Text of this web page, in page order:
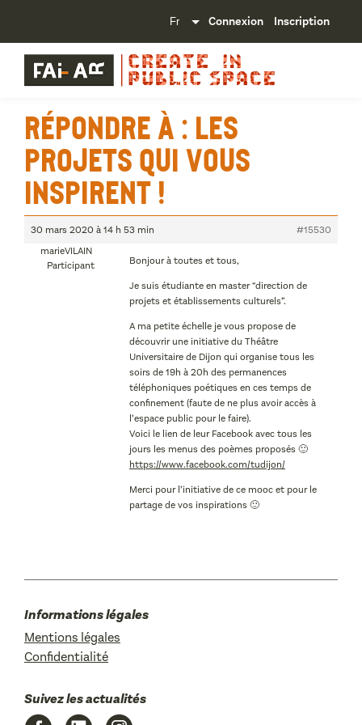
Connexion Inscription
Répondre à : Les
projets qui vous
inspirent !
30 mars 2020 à 14 h 53 min
#15530
marieVILAIN
Participant
Bonjour à toutes et tous,
Je suis étudiante en master “direction de
projets et établissements culturels”.
A ma petite échelle je vous propose de
découvrir une initiative du Théâtre
Universitaire de Dijon qui organise tous les
soirs de 19h à 20h des permanences
téléphoniques poétiques en ces temps de
confinement (faute de ne plus avoir accès à
l’espace public pour le faire).
Voici le lien de leur Facebook avec tous les
jours les menus des poèmes proposés 🙂
https://www.facebook.com/tudijon/
Merci pour l’initiative de ce mooc et pour le
partage de vos inspirations 🙂
Informations légales
Mentions légales
Confidentialité
Suivez les actualités